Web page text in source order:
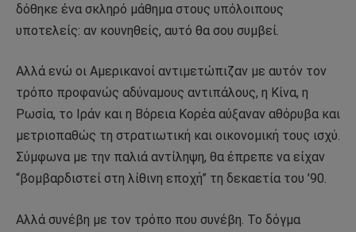
δόθηκε ένα σκληρό μάθημα στους υπόλοιπους
υποτελείς: αν κουνηθείς, αυτό θα σου συμβεί.
Αλλά ενώ οι Αμερικανοί αντιμετώπιζαν με αυτόν τον
τρόπο προφανώς αδύναμους αντιπάλους, η Κίνα, η
Ρωσία, το Ιράν και η Βόρεια Κορέα αύξαναν αθόρυβα και
μετριοπαθώς τη στρατιωτική και οικονομική τους ισχύ.
Σύμφωνα με την παλιά αντίληψη, θα έπρεπε να είχαν
“βομβαρδιστεί στη λίθινη εποχή” τη δεκαετία του ’90.
Αλλά συνέβη με τον τρόπο που συνέβη. Το δόγμα